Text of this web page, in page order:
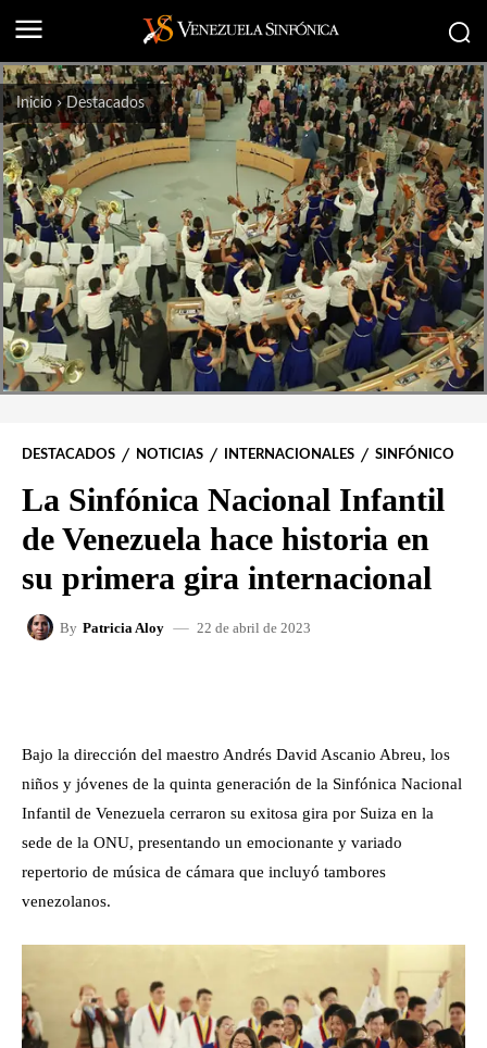
Inicio Destacados
DESTACADOS NOTICIAS INTERNACIONALES SINFÓNICO
La Sinfónica Nacional Infantil
de Venezuela hace historia en
su primera gira internacional
By Patricia Aloy 22 de abril de 2023
Bajo la dirección del maestro Andrés David Ascanio Abreu, los
niños y jóvenes de la quinta generación de la Sinfónica Nacional
Infantil de Venezuela cerraron su exitosa gira por Suiza en la
sede de la ONU, presentando un emocionante y variado
repertorio de música de cámara que incluyó tambores
venezolanos.